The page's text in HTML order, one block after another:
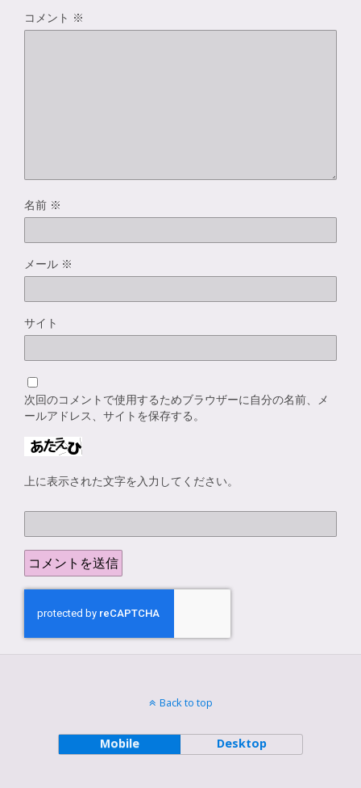
コメント ※
名前 ※
メール ※
サイト
次回のコメントで使用するためブラウザーに自分の名前、メ
ールアドレス、サイトを保存する。
上に表示された文字を入力してください。
Back to top
Mobile Desktop